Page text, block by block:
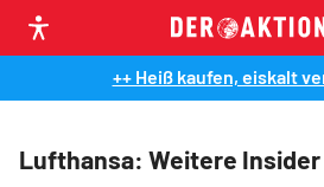
++ Heiß kaufen, eiskalt
Lufthansa: Weitere